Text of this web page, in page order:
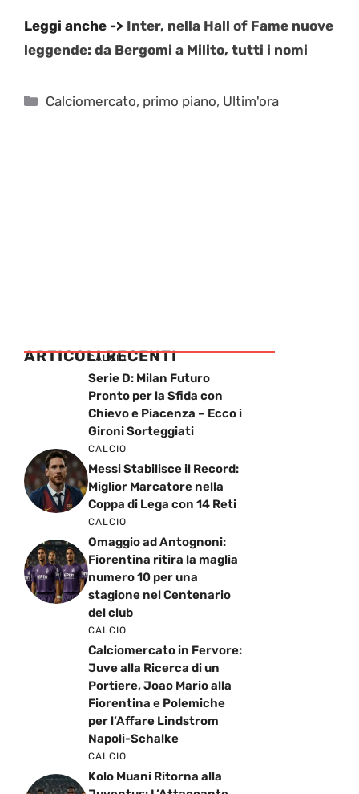
Leggi anche -> Inter, nella Hall of Fame nuove
leggende: da Bergomi a Milito, tutti i nomi
Categorie
Calciomercato, primo piano, Ultim'ora
ARTICOLI RECENTI
CALCIO
Serie D: Milan Futuro
Pronto per la Sfida con
Chievo e Piacenza – Ecco i
Gironi Sorteggiati
CALCIO
Messi Stabilisce il Record:
Miglior Marcatore nella
Coppa di Lega con 14 Reti
CALCIO
Omaggio ad Antognoni:
Fiorentina ritira la maglia
numero 10 per una
stagione nel Centenario
del club
CALCIO
Calciomercato in Fervore:
Juve alla Ricerca di un
Portiere, Joao Mario alla
Fiorentina e Polemiche
per l’Affare Lindstrom
Napoli-Schalke
CALCIO
Kolo Muani Ritorna alla